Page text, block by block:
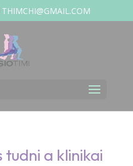
THIMCHI@GMAIL.COM
a klinikai